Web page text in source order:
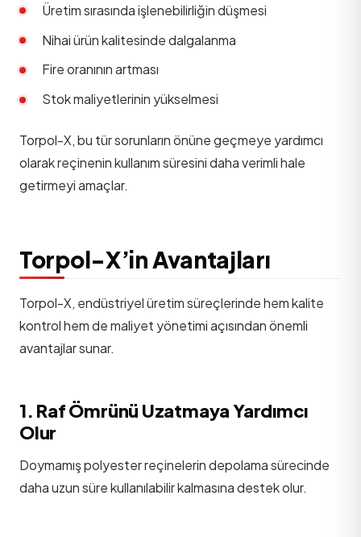
Üretim sırasında işlenebilirliğin düşmesi
Nihai ürün kalitesinde dalgalanma
Fire oranının artması
Stok maliyetlerinin yükselmesi
Torpol-X, bu tür sorunların önüne geçmeye yardımcı
olarak reçinenin kullanım süresini daha verimli hale
getirmeyi amaçlar.
Torpol-X’in Avantajları
Torpol-X, endüstriyel üretim süreçlerinde hem kalite
kontrol hem de maliyet yönetimi açısından önemli
avantajlar sunar.
1. Raf Ömrünü Uzatmaya Yardımcı
Olur
Doymamış polyester reçinelerin depolama sürecinde
daha uzun süre kullanılabilir kalmasına destek olur.